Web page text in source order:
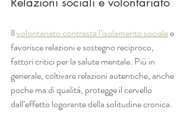
Il volontariato contrasta l’isolamento sociale e
favorisce relazioni e sostegno reciproco,
fattori critici per la salute mentale. Più in
generale, coltivare relazioni autentiche, anche
poche ma di qualità, protegge il cervello
dall’effetto logorante della solitudine cronica.